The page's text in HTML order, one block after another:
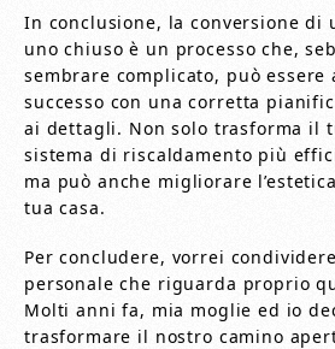
In conclusione, la conversione di
uno chiuso è un processo che,
sembrare complicato, può essere
successo con una corretta
ai dettagli. Non solo trasforma il
sistema di riscaldamento più
ma può anche migliorare
tua casa.
Per concludere, vorrei
personale che riguarda proprio
Molti anni fa, mia moglie ed io
trasformare il nostro camino